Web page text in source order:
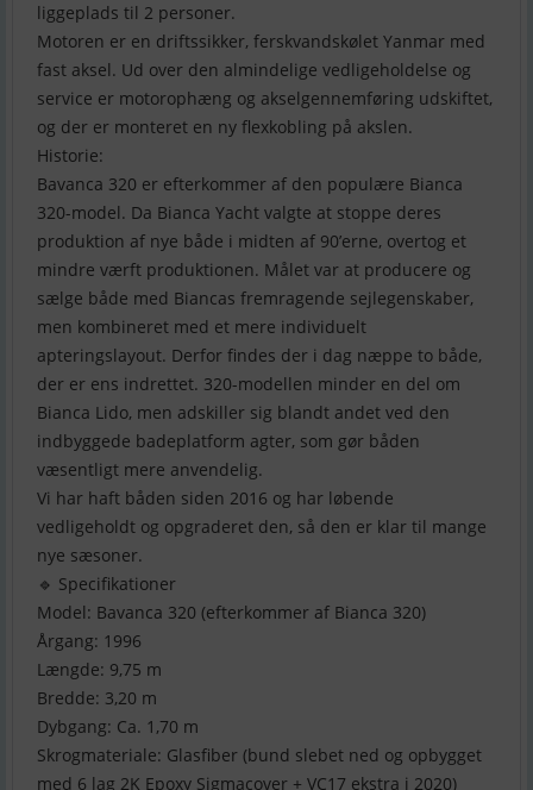
liggeplads til 2 personer.
Motoren er en driftssikker, ferskvandskølet Yanmar med
fast aksel. Ud over den almindelige vedligeholdelse og
service er motorophæng og akselgennemføring udskiftet,
og der er monteret en ny flexkobling på akslen.
Historie:
Bavanca 320 er efterkommer af den populære Bianca
320-model. Da Bianca Yacht valgte at stoppe deres
produktion af nye både i midten af 90’erne, overtog et
mindre værft produktionen. Målet var at producere og
sælge både med Biancas fremragende sejlegenskaber,
men kombineret med et mere individuelt
apteringslayout. Derfor findes der i dag næppe to både,
der er ens indrettet. 320-modellen minder en del om
Bianca Lido, men adskiller sig blandt andet ved den
indbyggede badeplatform agter, som gør båden
væsentligt mere anvendelig.
Vi har haft båden siden 2016 og har løbende
vedligeholdt og opgraderet den, så den er klar til mange
nye sæsoner.
🔹 Specifikationer
Model: Bavanca 320 (efterkommer af Bianca 320)
Årgang: 1996
Længde: 9,75 m
Bredde: 3,20 m
Dybgang: Ca. 1,70 m
Skrogmateriale: Glasfiber (bund slebet ned og opbygget
med 6 lag 2K Epoxy Sigmacover + VC17 ekstra i 2020)